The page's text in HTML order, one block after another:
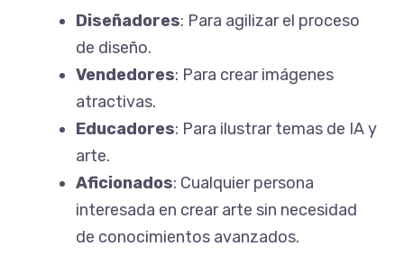
Diseñadores: Para agilizar el proceso
de diseño.
Vendedores: Para crear imágenes
atractivas.
Educadores: Para ilustrar temas de IA y
arte.
Aficionados: Cualquier persona
interesada en crear arte sin necesidad
de conocimientos avanzados.